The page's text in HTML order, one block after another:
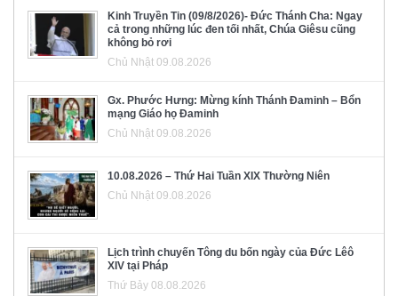
Kinh Truyền Tin (09/8/2026)- Đức Thánh Cha: Ngay
cả trong những lúc đen tối nhất, Chúa Giêsu cũng
không bỏ rơi
Chủ Nhật 09.08.2026
Gx. Phước Hưng: Mừng kính Thánh Đaminh – Bổn
mạng Giáo họ Đaminh
Chủ Nhật 09.08.2026
10.08.2026 – Thứ Hai Tuần XIX Thường Niên
Chủ Nhật 09.08.2026
Lịch trình chuyến Tông du bốn ngày của Đức Lêô
XIV tại Pháp
Thứ Bảy 08.08.2026